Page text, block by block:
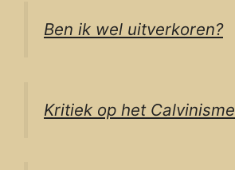
Ben ik wel uitverkoren?
Kritiek op het Calvinisme